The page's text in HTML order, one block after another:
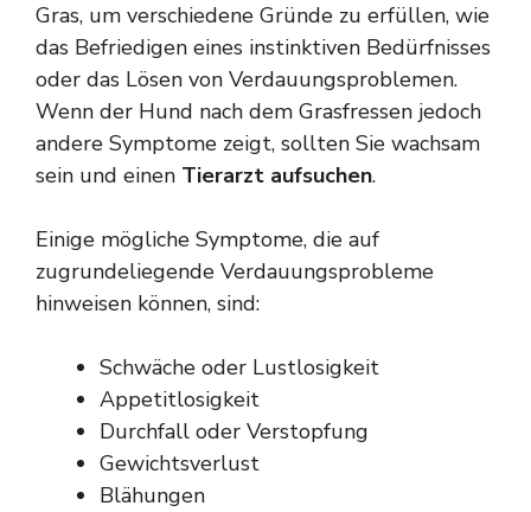
Gras, um verschiedene Gründe zu erfüllen, wie
das Befriedigen eines instinktiven Bedürfnisses
oder das Lösen von Verdauungsproblemen.
Wenn der Hund nach dem Grasfressen jedoch
andere Symptome zeigt, sollten Sie wachsam
sein und einen Tierarzt aufsuchen.
Einige mögliche Symptome, die auf
zugrundeliegende Verdauungsprobleme
hinweisen können, sind:
Schwäche oder Lustlosigkeit
Appetitlosigkeit
Durchfall oder Verstopfung
Gewichtsverlust
Blähungen